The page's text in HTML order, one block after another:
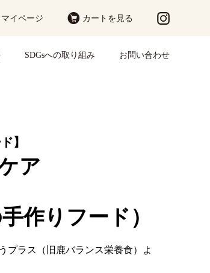
マイページ カートを見る
SDGsへの取り組み お問い合わせ
】
ア
作りフード）
プラス（旧鹿バランス栄養食）よ